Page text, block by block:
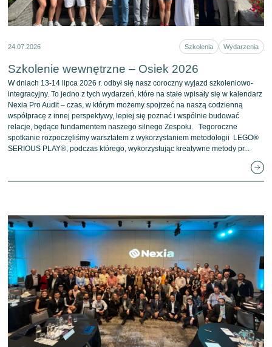
24.07.2026 Szkolenia Wydarzenia
Szkolenie wewnętrzne – Osiek 2026
W dniach 13-14 lipca 2026 r. odbył się nasz coroczny wyjazd szkoleniowo-
integracyjny. To jedno z tych wydarzeń, które na stałe wpisały się w kalendarz
Nexia Pro Audit – czas, w którym możemy spojrzeć na naszą codzienną
współpracę z innej perspektywy, lepiej się poznać i wspólnie budować
relacje, będące fundamentem naszego silnego Zespołu. Tegoroczne
spotkanie rozpoczęliśmy warsztatem z wykorzystaniem metodologii LEGO®
SERIOUS PLAY®, podczas którego, wykorzystując kreatywne metody pr...